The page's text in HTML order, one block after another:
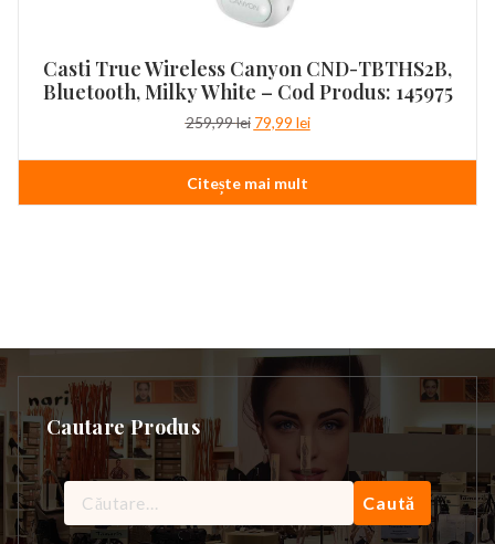
Casti True Wireless Canyon CND-TBTHS2B,
Bluetooth, Milky White – Cod Produs: 145975
259,99lei Prețul
a
fost:
259,99 lei.
79,99 leiPrețul
este:
Citește mai mult
Cautare Produs
Caută
după: